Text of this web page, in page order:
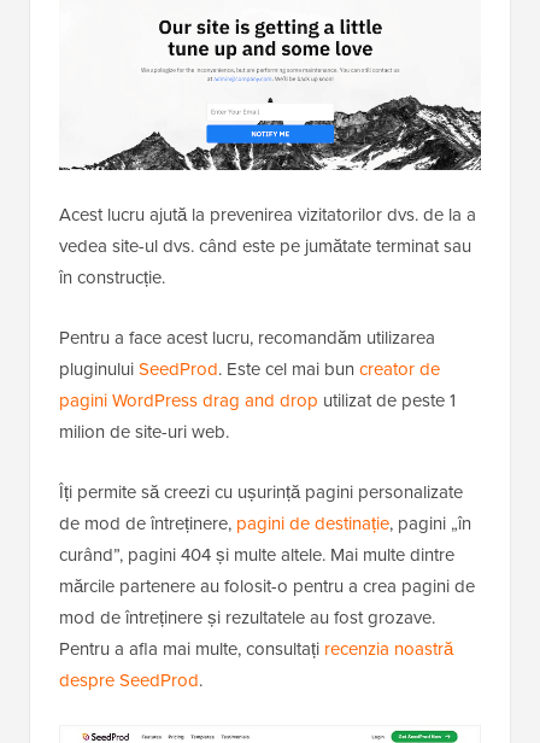
Acest lucru ajută la prevenirea vizitatorilor dvs. de la a
vedea site-ul dvs. când este pe jumătate terminat sau
în construcție.
Pentru a face acest lucru, recomandăm utilizarea
pluginuluiSeedProd. Este cel mai bun creator de
pagini WordPress drag and drop utilizat de peste 1
milion de site-uri web.
Îți permite să creezi cu ușurință pagini personalizate
de mod de întreținere, pagini de destinație, pagini „în
curând”, pagini 404 și multe altele. Mai multe dintre
mărcile partenere au folosit-o pentru a crea pagini de
mod de întreținere și rezultatele au fost grozave.
Pentru a afla mai multe, consultați recenzia noastră
despre SeedProd.